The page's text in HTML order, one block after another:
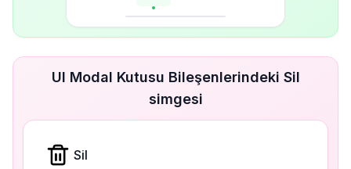
UI Modal Kutusu Bileşenlerindeki Sil
simgesi
Sil